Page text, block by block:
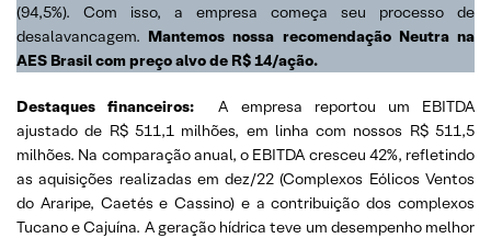
(94,5%). Com isso, a empresa começa seu processo de
desalavancagem. Mantemos nossa recomendação Neutra na
AES Brasil com preço alvo de R$ 14/ação.
Destaques financeiros: A empresa reportou um EBITDA
ajustado de R$ 511,1 milhões, em linha com nossos R$ 511,5
milhões. Na comparação anual, o EBITDA cresceu 42%, refletindo
as aquisições realizadas em dez/22 (Complexos Eólicos Ventos
do Araripe, Caetés e Cassino) e a contribuição dos complexos
Tucano e Cajuína. A geração hídrica teve um desempenho melhor